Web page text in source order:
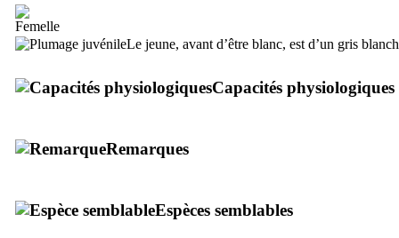
Le jeune, avant d’être blanc, est d’un gris
Capacités physiologiques
Remarques
Espèces semblables